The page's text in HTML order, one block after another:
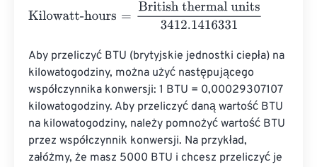
Kilowatt-hours British thermal units3412.1416331
Aby przeliczyć BTU (brytyjskie jednostki ciepła) na
kilowatogodziny, można użyć następującego
współczynnika konwersji: 1 BTU = 0,00029307107
kilowatogodziny. Aby przeliczyć daną wartość BTU
na kilowatogodziny, należy pomnożyć wartość BTU
przez współczynnik konwersji. Na przykład,
załóżmy, że masz 5000 BTU i chcesz przeliczyć je